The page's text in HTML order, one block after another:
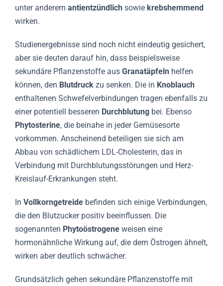
unter anderem antientzündlich sowie krebshemmend
wirken.
Studienergebnisse sind noch nicht eindeutig gesichert,
aber sie deuten darauf hin, dass beispielsweise
sekundäre Pflanzenstoffe aus Granatäpfeln helfen
können, den Blutdruck zu senken. Die in Knoblauch
enthaltenen Schwefelverbindungen tragen ebenfalls zu
einer potentiell besseren Durchblutung bei. Ebenso
Phytosterine, die beinahe in jeder Gemüsesorte
vorkommen. Anscheinend beteiligen sie sich am
Abbau von schädlichem LDL-Cholesterin, das in
Verbindung mit Durchblutungsstörungen und Herz-
Kreislauf-Erkrankungen steht.
In Vollkorngetreide befinden sich einige Verbindungen,
die den Blutzucker positiv beeinflussen. Die
sogenannten Phytoöstrogene weisen eine
hormonähnliche Wirkung auf, die dem Östrogen ähnelt,
wirken aber deutlich schwächer.
Grundsätzlich gehen sekundäre Pflanzenstoffe mit